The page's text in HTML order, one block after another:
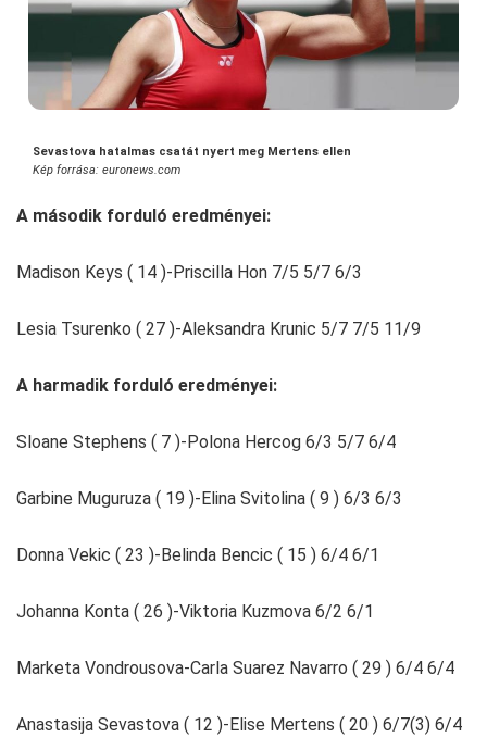
Sevastova hatalmas csatát nyert meg Mertens ellen
Kép forrása: euronews.com
A második forduló eredményei:
Madison Keys ( 14 )-Priscilla Hon 7/5 5/7 6/3
Lesia Tsurenko ( 27 )-Aleksandra Krunic 5/7 7/5 11/9
A harmadik forduló eredményei:
Sloane Stephens ( 7 )-Polona Hercog 6/3 5/7 6/4
Garbine Muguruza ( 19 )-Elina Svitolina ( 9 ) 6/3 6/3
Donna Vekic ( 23 )-Belinda Bencic ( 15 ) 6/4 6/1
Johanna Konta ( 26 )-Viktoria Kuzmova 6/2 6/1
Marketa Vondrousova-Carla Suarez Navarro ( 29 ) 6/4 6/4
Anastasija Sevastova ( 12 )-Elise Mertens ( 20 ) 6/7(3) 6/4